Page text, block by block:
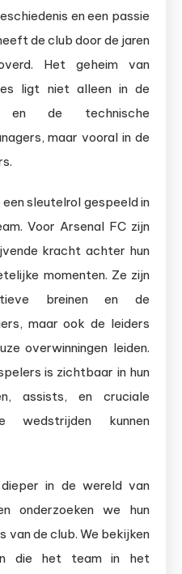
en een passie
de club door de jaren
Het geheim van
ligt niet alleen in de
en de technische
maar vooral in de
sleutelrol gespeeld in
Voor Arsenal FC zijn
kracht achter hun
momenten. Ze zijn
breinen en de
maar ook de leiders
overwinningen leiden.
is zichtbaar in hun
assists, en cruciale
wedstrijden kunnen
in de wereld van
onderzoeken we hun
van de club. We bekijken
die het team in het